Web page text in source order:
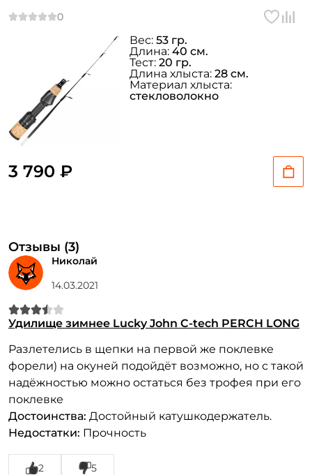
3 790 ₽
Вес: 53 гр.
Длина: 40 см.
Тест: 20 гр.
Длина хлыста: 28 см.
Материал хлыста:
стекловолокно
Отзывы (3)
Николай
14.03.2021
Удилище зимнее Lucky John C-tech PERCH LONG
Разлетелись в щепки на первой же поклевке
форели) на окуней подойдёт возможно, но с такой
надёжностью можно остаться без трофея при его
поклевке
Достоинства: Достойный катушкодержатель.
Недостатки: Прочность
2
5